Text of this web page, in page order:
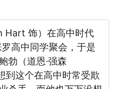
Hart 饰）在高中时代
高中同学聚会，于是
勃（道恩·强森
这个在高中时常受欺